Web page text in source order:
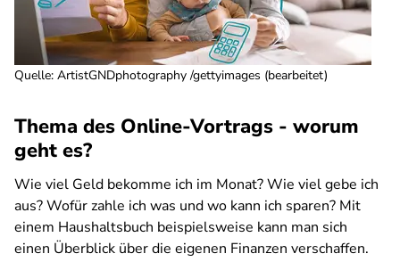
Quelle: ArtistGNDphotography /gettyimages (bearbeitet)
Thema des Online-Vortrags - worum
geht es?
Wie viel Geld bekomme ich im Monat? Wie viel gebe ich
aus? Wofür zahle ich was und wo kann ich sparen? Mit
einem Haushaltsbuch beispielsweise kann man sich
einen Überblick über die eigenen Finanzen verschaffen.